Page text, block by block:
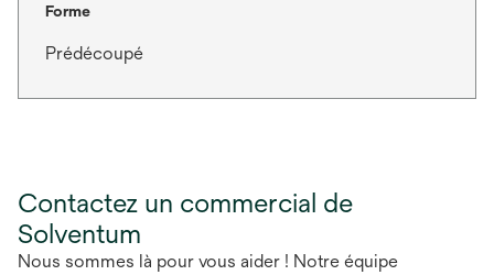
Forme
Prédécoupé
Contactez un commercial de
Solventum
Nous sommes là pour vous aider ! Notre équipe